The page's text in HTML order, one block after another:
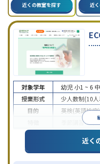
近くの教室を探す 近
対象学年 幼児 小1 ~ 6
授業形式
少人数制(10
目的
英検(英語検定
季節講習のみ
近く